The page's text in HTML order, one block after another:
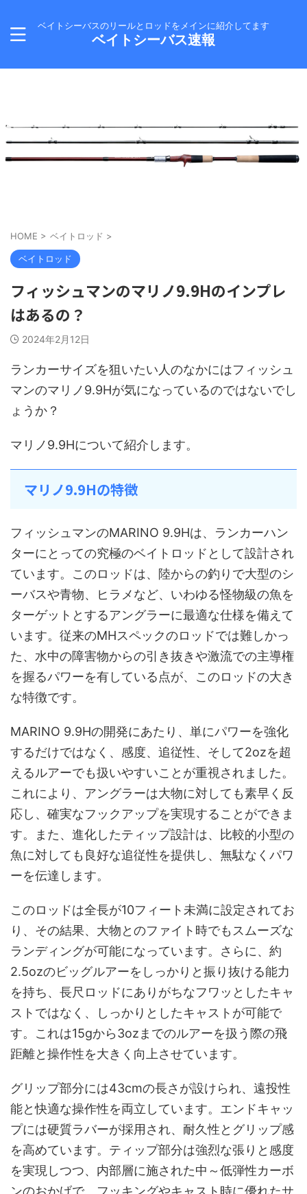
ベイトシーバスのリールとロッドをメインに紹介してます
ベイトシーバス速報
HOME > ベイトロッド >
ベイトロッド
フィッシュマンのマリノ9.9Hのインプレ
はあるの？
2024年2月12日
ランカーサイズを狙いたい人のなかにはフィッシュ
マンのマリノ9.9Hが気になっているのではないでし
ょうか？
マリノ9.9Hについて紹介します。
マリノ9.9Hの特徴
フィッシュマンのMARINO 9.9Hは、ランカーハン
ターにとっての究極のベイトロッドとして設計され
ています。このロッドは、陸からの釣りで大型のシ
ーバスや青物、ヒラメなど、いわゆる怪物級の魚を
ターゲットとするアングラーに最適な仕様を備えて
います。従来のMHスペックのロッドでは難しかっ
た、水中の障害物からの引き抜きや激流での主導権
を握るパワーを有している点が、このロッドの大き
な特徴です。
MARINO 9.9Hの開発にあたり、単にパワーを強化
するだけではなく、感度、追従性、そして2ozを超
えるルアーでも扱いやすいことが重視されました。
これにより、アングラーは大物に対しても素早く反
応し、確実なフックアップを実現することができま
す。また、進化したティップ設計は、比較的小型の
魚に対しても良好な追従性を提供し、無駄なくパワ
ーを伝達します。
このロッドは全長が10フィート未満に設定されてお
り、その結果、大物とのファイト時でもスムーズな
ランディングが可能になっています。さらに、約
2.5ozのビッグルアーをしっかりと振り抜ける能力
を持ち、長尺ロッドにありがちなフワッとしたキャ
ストではなく、しっかりとしたキャストが可能で
す。これは15gから3ozまでのルアーを扱う際の飛
距離と操作性を大きく向上させています。
グリップ部分には43cmの長さが設けられ、遠投性
能と快適な操作性を両立しています。エンドキャッ
プには硬質ラバーが採用され、耐久性とグリップ感
を高めています。ティップ部分は強烈な張りと感度
を実現しつつ、内部層に施された中～低弾性カーボ
ンのおかげで、フッキングやキャスト時に優れたサ